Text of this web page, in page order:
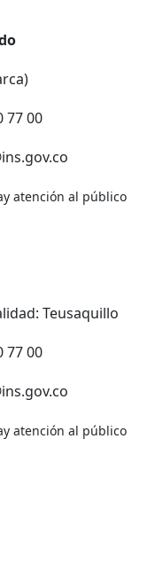
77 00
atención al público
Teusaquillo
77 00
atención al público